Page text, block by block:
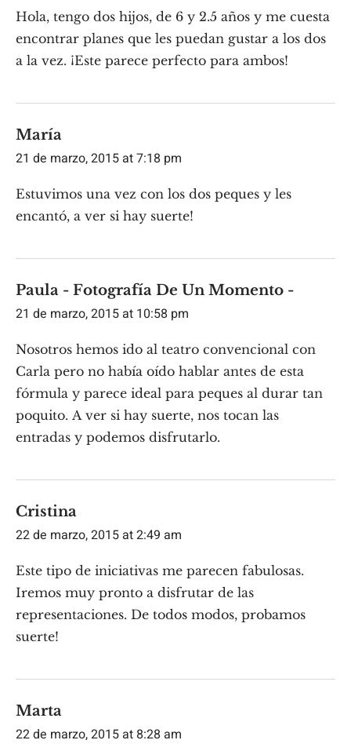
Hola, tengo dos hijos, de 6 y 2.5 años y me cuesta
encontrar planes que les puedan gustar a los dos
a la vez. ¡Este parece perfecto para ambos!
María
21 de marzo, 2015 at 7:18 pm
Estuvimos una vez con los dos peques y les
encantó, a ver si hay suerte!
Paula - Fotografía De Un Momento -
21 de marzo, 2015 at 10:58 pm
Nosotros hemos ido al teatro convencional con
Carla pero no había oído hablar antes de esta
fórmula y parece ideal para peques al durar tan
poquito. A ver si hay suerte, nos tocan las
entradas y podemos disfrutarlo.
Cristina
22 de marzo, 2015 at 2:49 am
Este tipo de iniciativas me parecen fabulosas.
Iremos muy pronto a disfrutar de las
representaciones. De todos modos, probamos
suerte!
Marta
22 de marzo, 2015 at 8:28 am